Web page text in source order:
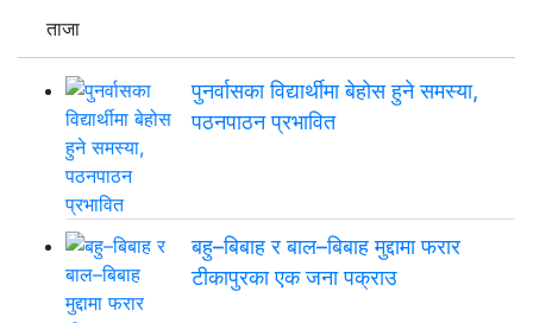
ताजा
पुनर्वासका विद्यार्थीमा बेहोस हुने समस्या,
पठनपाठन प्रभावित
बहु–बिबाह र बाल–बिबाह मुद्दामा फरार
टीकापुरका एक जना पक्राउ